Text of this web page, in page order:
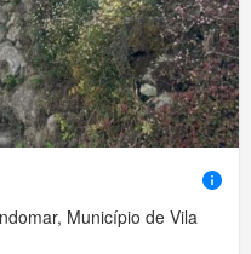
Município de Vila